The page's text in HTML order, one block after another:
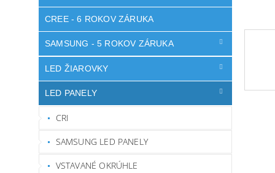
CREE - 6 ROKOV ZÁRUKA
SAMSUNG - 5 ROKOV ZÁRUKA
LED ŽIAROVKY
LED PANELY
CRI
SAMSUNG LED PANELY
VSTAVANÉ OKRÚHLE